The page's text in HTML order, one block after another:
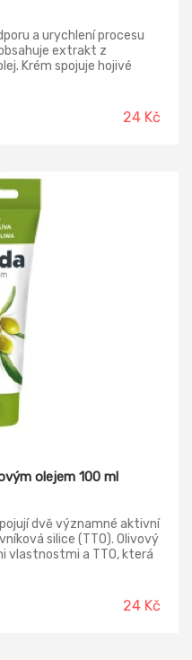
a urychlení procesu
extrakt z
Krém spojuje hojivé
snadno vstřebává a je24 Kč
olejem 100 ml
dvě významné aktivní
silice (TTO). Olivový
vlastnostmi a TTO, která
24 Kč